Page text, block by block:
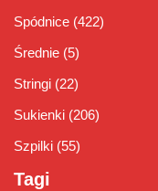
Spódnice (422)
Średnie (5)
Stringi (22)
Sukienki (206)
Szpilki (55)
Tagi